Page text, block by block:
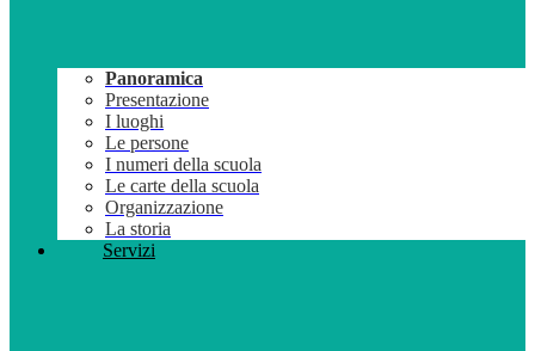
Panoramica
Presentazione
I luoghi
Le persone
I numeri della scuola
Le carte della scuola
Organizzazione
La storia
Servizi